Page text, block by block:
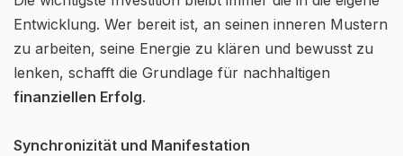
Entwicklung. Wer bereit ist, an seinen inneren Mustern
zu arbeiten, seine Energie zu klären und bewusst zu
lenken, schafft die Grundlage für nachhaltigen
finanziellen Erfolg.
Synchronizität und Manifestation